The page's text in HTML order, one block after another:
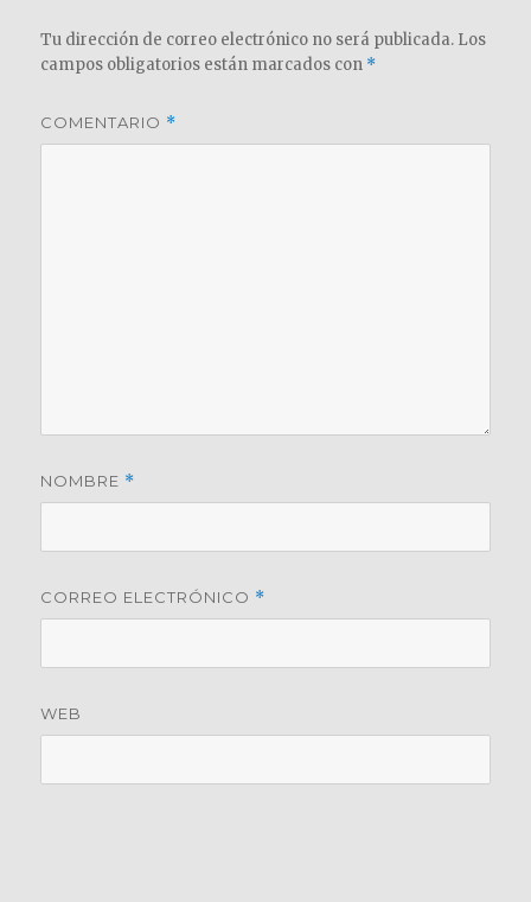
Tu dirección de correo electrónico no será publicada. Los
campos obligatorios están marcados con *
COMENTARIO *
NOMBRE *
CORREO ELECTRÓNICO *
WEB